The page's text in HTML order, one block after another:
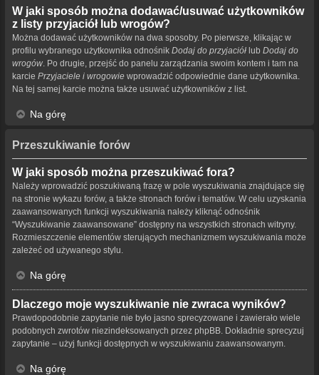
W jaki sposób można dodawać/usuwać użytkowników
z listy przyjaciół lub wrogów?
Można dodawać użytkowników na dwa sposoby. Po pierwsze, klikając w
profilu wybranego użytkownika odnośnik Dodaj do przyjaciół lub Dodaj do
wrogów . Po drugie, przejść do panelu zarządzania swoim kontem i tam na
karcie Przyjaciele i wrogowie wprowadzić odpowiednie dane użytkownika.
Na tej samej karcie można także usuwać użytkowników z list.
Na górę
Przeszukiwanie forów
W jaki sposób można przeszukiwać fora?
Należy wprowadzić poszukiwaną frazę w pole wyszukiwania znajdujące się
na stronie wykazu forów, a także stronach forów i tematów. W celu uzyskania
zaawansowanych funkcji wyszukiwania należy kliknąć odnośnik
“Wyszukiwanie zaawansowane” dostępny na wszystkich stronach witryny.
Rozmieszczenie elementów sterujących mechanizmem wyszukiwania może
zależeć od używanego stylu.
Na górę
Dlaczego moje wyszukiwanie nie zwraca wyników?
Prawdopodobnie zapytanie nie było jasno sprecyzowane i zawierało wiele
podobnych zwrotów niezindeksowanych przez phpBB. Dokładnie sprecyzuj
zapytanie – użyj funkcji dostępnych w wyszukiwaniu zaawansowanym.
Na górę